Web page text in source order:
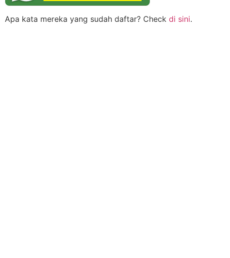
Apa kata mereka yang sudah daftar? Check di sini.